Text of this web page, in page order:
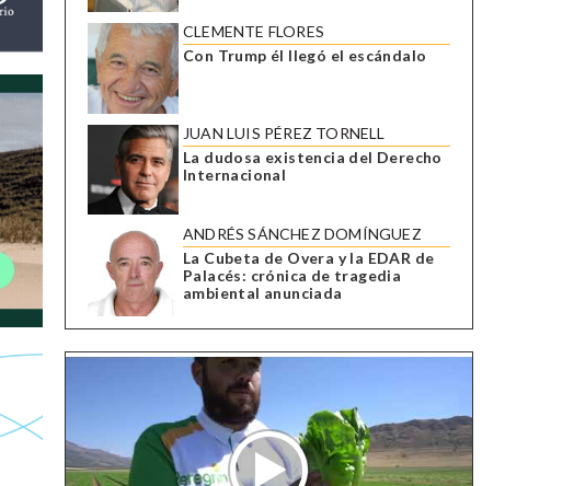
CLEMENTE FLORES
Con Trump él llegó el escándalo
JUAN LUIS PÉREZ TORNELL
La dudosa existencia del Derecho
Internacional
ANDRÉS SÁNCHEZ DOMÍNGUEZ
La Cubeta de Overa y la EDAR de
Palacés: crónica de tragedia
ambiental anunciada